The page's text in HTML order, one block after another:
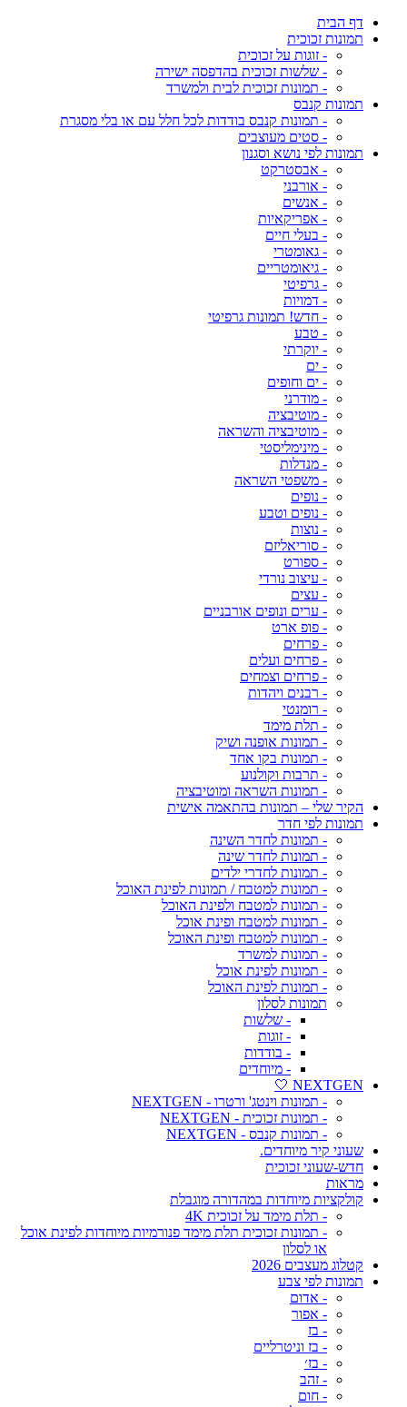
דף הבית
תמונות זכוכית
- זוגות על זכוכית
- שלשות זכוכית בהדפסה ישירה
- תמונות זכוכית לבית ולמשרד
תמונות קנבס
- תמונות קנבס בודדות לכל חלל עם או בלי מסגרת
- סטים מעוצבים
תמונות לפי נושא וסגנון
- אבסטרקט
- אורבני
- אנשים
- אפריקאיות
- בעלי חיים
- גאומטרי
- גיאומטריים
- גרפיטי
- דמויות
- חדש! תמונות גרפיטי
- טבע
- יוקרתי
- ים
- ים וחופים
- מודרני
- מוטיבציה
- מוטיבציה והשראה
- מינימליסטי
- מנדלות
- משפטי השראה
- נופים
- נופים וטבע
- נוצות
- סוריאליזם
- ספורט
- עיצוב נורדי
- עצים
- ערים ונופים אורבניים
- פופ ארט
- פרחים
- פרחים ועלים
- פרחים וצמחים
- רבנים ויהדות
- רומנטי
- תלת מימד
- תמונות אופנה ושיק
- תמונות בקו אחד
- תרבות וקולנוע
- תמונות השראה ומוטיבציה
הקיר שלי – תמונות בהתאמה אישית
תמונות לפי חדר
- תמונות לחדר השינה
- תמונות לחדר שינה
- תמונות לחדרי ילדים
- תמונות למטבח / תמונות לפינת האוכל
- תמונות למטבח ולפינת האוכל
- תמונות למטבח ופינת אוכל
- תמונות למטבח ופינת האוכל
- תמונות למשרד
- תמונות לפינת אוכל
- תמונות לפינת האוכל
תמונות לסלון
- שלשות
- זוגות
- בודדות
- מיוחדים
NEXTGEN 🤍
- תמונות וינטג' ורטרו - NEXTGEN
- תמונות זכוכית - NEXTGEN
- תמונות קנבס - NEXTGEN
שעוני קיר מיוחדים.
חדש-שעוני זכוכית
מראות
קולקציות מיוחדות במהדורה מוגבלת
- תלת מימד על זכוכית 4K
- תמונות זכוכית תלת מימד פנורמיות מיוחדות לפינת אוכל
או לסלון
קטלוג מעצבים 2026
תמונות לפי צבע
- אדום
- אפור
- בז
- בז וניטרליים
- בז׳
- זהב
- חום